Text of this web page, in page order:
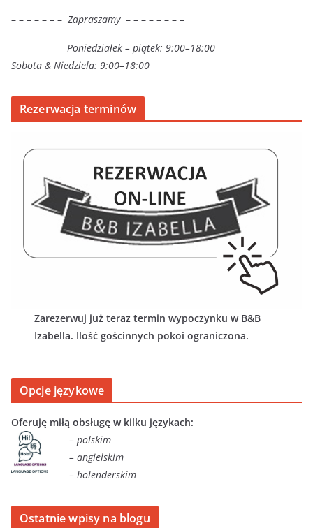
– – – – – – – Zapraszamy – – – – – – – –
Poniedziałek – piątek: 9:00–18:00
Sobota & Niedziela: 9:00–18:00
Rezerwacja terminów
Zarezerwuj już teraz termin wypoczynku w B&B
Izabella. Ilość gościnnych pokoi ograniczona.
Opcje językowe
Oferuję miłą obsługę w kilku językach:
– polskim
– angielskim
– holenderskim
Ostatnie wpisy na blogu